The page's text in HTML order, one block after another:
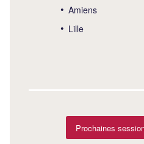
Amiens
Lille
Prochaines